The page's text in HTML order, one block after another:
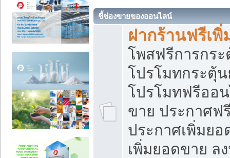
ชี้ช่องขายของออนไลน์
ฝากร้านฟรีเ
โพสฟรีการกร
โปรโมทกระตุ้
โปรโมทฟรีออ
ขาย ประกาศฟ
ประกาศเพิ่มย
เพิ่มยอดขาย ล